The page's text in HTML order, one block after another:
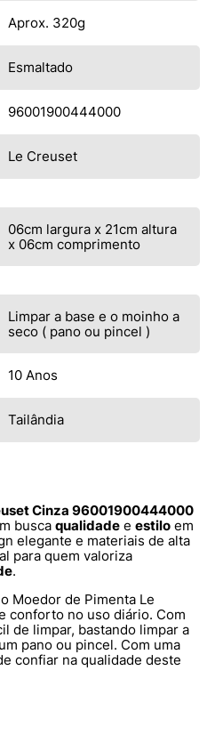
Aprox. 320g
Esmaltado
96001900444000
Le Creuset
06cm largura x 21cm altura
x 06cm comprimento
Limpar a base e o moinho a
seco ( pano ou pincel )
10 Anos
Tailândia
Cinza 96001900444000
busca qualidade e estilo em
elegante e materiais de alta
para quem valoriza
.
Moedor de Pimenta Le
conforto no uso diário. Com
de limpar, bastando limpar a
pano ou pincel. Com uma
confiar na qualidade deste